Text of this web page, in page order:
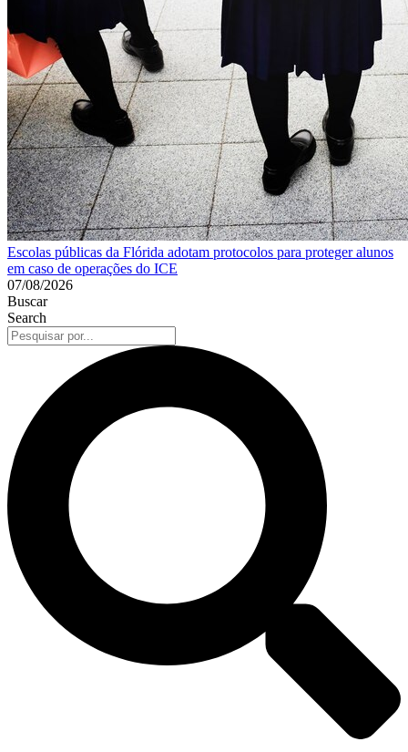
Escolas públicas da Flórida adotam protocolos para proteger alunos
em caso de operações do ICE
07/08/2026
Buscar
Search